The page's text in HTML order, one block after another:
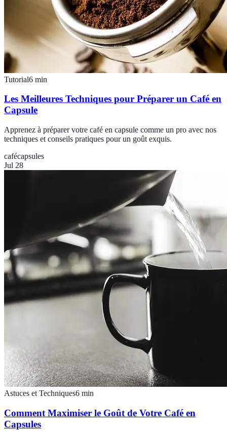
Tutorial6 min
Les Meilleures Techniques pour Préparer un Café en
Capsule
Apprenez à préparer votre café en capsule comme un pro avec nos
techniques et conseils pratiques pour un goût exquis.
cafécapsules
Jul 28
Astuces et Techniques6 min
Comment Maximiser le Goût de Votre Café en
Capsules